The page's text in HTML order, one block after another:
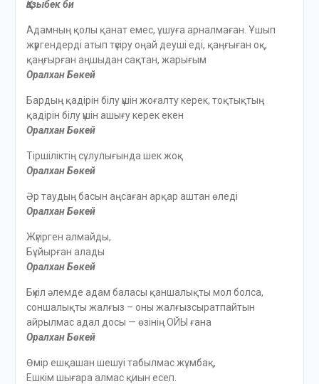
Қазыбек би
Адамның қолы қанат емес, ұшуға арналмаған. Ұшып
жүргендерді атып түсіру оңай деуші еді, қаңғыған оқ,
қаңғырған аңшыдан сақтан, жарығым
Оралхан Бөкей
Бардың қадірін білу үшін жоғалту керек, тоқтықтың
қадірін білу үшін ашығу керек екен
Оралхан Бөкей
Тіршіліктің сұлулығында шек жоқ
Оралхан Бөкей
Әр таудың басын аңсаған арқар аштан өледі
Оралхан Бөкей
Жүгірген алмайды,
Бұйырған алады
Оралхан Бөкей
Бүкіл әлемде адам баласы қаншалықты мол болса,
соншалықты жалғыз – оны жалғызсыратпайтын
айрылмас адал досы — өзінің ОЙЫ ғана
Оралхан Бөкей
Өмір ешқашан шешуі табылмас жұмбақ,
Ешкім шығара алмас қиын есеп.